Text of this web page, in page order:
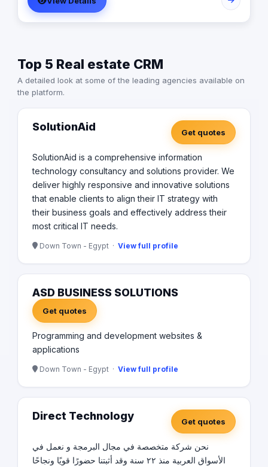
أهدافهم بأفضل واحدث الحلول البرمجية. فريق العمل لدينا هو
عبارة عن مجموعة من المبدعين والمتخصصين في مجالات متعددة
المعتمدة عالمياً.
Top 5 Real estate CRM
A detailed look at some of the leading agencies available on
the platform.
SolutionAid Get quotes
SolutionAid is a comprehensive information
technology consultancy and solutions provider. We
deliver highly responsive and innovative solutions
that enable clients to align their IT strategy with
their business goals and effectively address their
most critical IT needs.
Down Town - Egypt · View full profile
ASD BUSINESS SOLUTIONS
Get quotes
Programming and development websites &
applications
Down Town - Egypt · View full profile
Direct Technology Get quotes
نحن شركة متخصصة في مجال البرمجة و نعمل في
الأسواق العربية منذ ٢٢ سنة وقد أثبتنا حضورًا قويًا ونجاحًا